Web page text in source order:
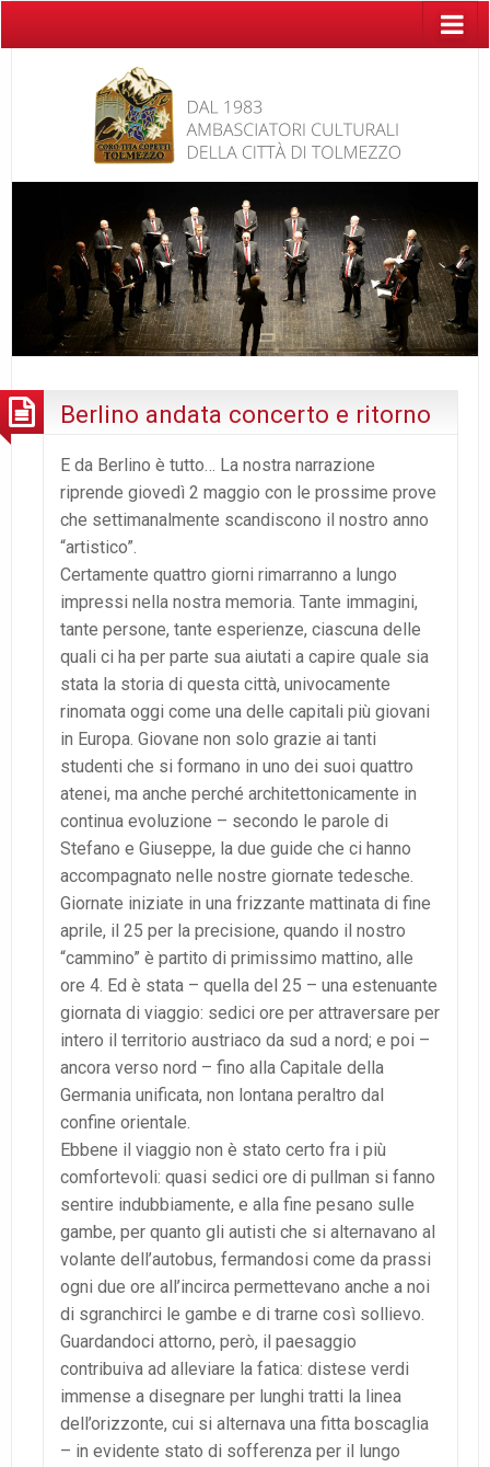
Berlino andata concerto e ritorno
E da Berlino è tutto… La nostra narrazione
riprende giovedì 2 maggio con le prossime prove
che settimanalmente scandiscono il nostro anno
“artistico”.
Certamente quattro giorni rimarranno a lungo
impressi nella nostra memoria. Tante immagini,
tante persone, tante esperienze, ciascuna delle
quali ci ha per parte sua aiutati a capire quale sia
stata la storia di questa città, univocamente
rinomata oggi come una delle capitali più giovani
in Europa. Giovane non solo grazie ai tanti
studenti che si formano in uno dei suoi quattro
atenei, ma anche perché architettonicamente in
continua evoluzione – secondo le parole di
Stefano e Giuseppe, la due guide che ci hanno
accompagnato nelle nostre giornate tedesche.
Giornate iniziate in una frizzante mattinata di fine
aprile, il 25 per la precisione, quando il nostro
“cammino” è partito di primissimo mattino, alle
ore 4. Ed è stata – quella del 25 – una estenuante
giornata di viaggio: sedici ore per attraversare per
intero il territorio austriaco da sud a nord; e poi –
ancora verso nord – fino alla Capitale della
Germania unificata, non lontana peraltro dal
confine orientale.
Ebbene il viaggio non è stato certo fra i più
comfortevoli: quasi sedici ore di pullman si fanno
sentire indubbiamente, e alla fine pesano sulle
gambe, per quanto gli autisti che si alternavano al
volante dell’autobus, fermandosi come da prassi
ogni due ore all’incirca permettevano anche a noi
di sgranchirci le gambe e di trarne così sollievo.
Guardandoci attorno, però, il paesaggio
contribuiva ad alleviare la fatica: distese verdi
immense a disegnare per lunghi tratti la linea
dell’orizzonte, cui si alternava una fitta boscaglia
– in evidente stato di sofferenza per il lungo